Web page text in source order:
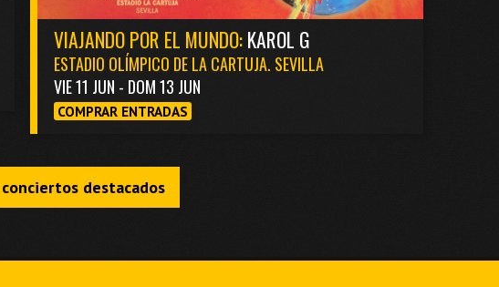
VIAJANDO POR EL MUNDO:KAROL G
ESTADIO OLÍMPICO DE LA CARTUJA. SEVILLA
VIE 11 JUN - DOM 13 JUN
COMPRAR ENTRADAS
destacados